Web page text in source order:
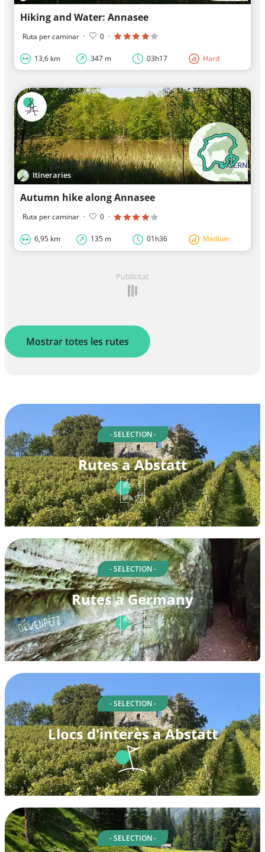
Hiking and Water: Annasee
Ruta per caminar · 0 ·
13,6 km 347 m 03h17 Hard
Itineraries
Autumn hike along Annasee
Ruta per caminar · 0 ·
6,95 km 135 m 01h36 Medium
Publicitat
Mostrar totes les rutes
- SELECTION -
Rutes a Abstatt
- SELECTION -
Rutes a Germany
- SELECTION -
Llocs d'interès a Abstatt
- SELECTION -